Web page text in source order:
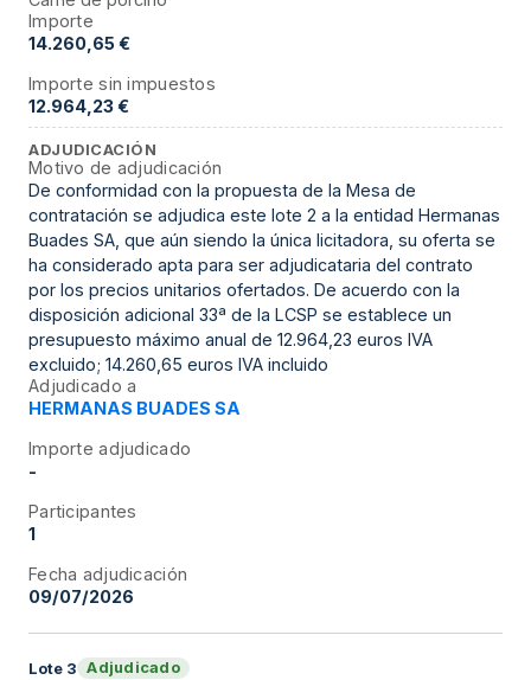
Importe
14.260,65 €
Importe sin impuestos
12.964,23 €
ADJUDICACIÓN
Motivo de adjudicación
De conformidad con la propuesta de la Mesa de
contratación se adjudica este lote 2 a la entidad Hermanas
Buades SA, que aún siendo la única licitadora, su oferta se
ha considerado apta para ser adjudicataria del contrato
por los precios unitarios ofertados. De acuerdo con la
disposición adicional 33ª de la LCSP se establece un
presupuesto máximo anual de 12.964,23 euros IVA
excluido; 14.260,65 euros IVA incluido
Adjudicado a
HERMANAS BUADES SA
Importe adjudicado
-
Participantes
1
Fecha adjudicación
09/07/2026
Lote 3 Adjudicado